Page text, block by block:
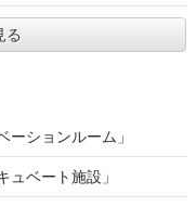
る
ションルーム」
ベート施設」